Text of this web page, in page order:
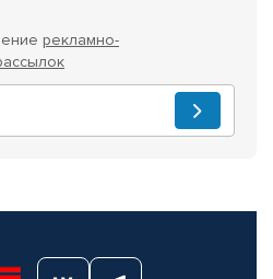
рекламно-